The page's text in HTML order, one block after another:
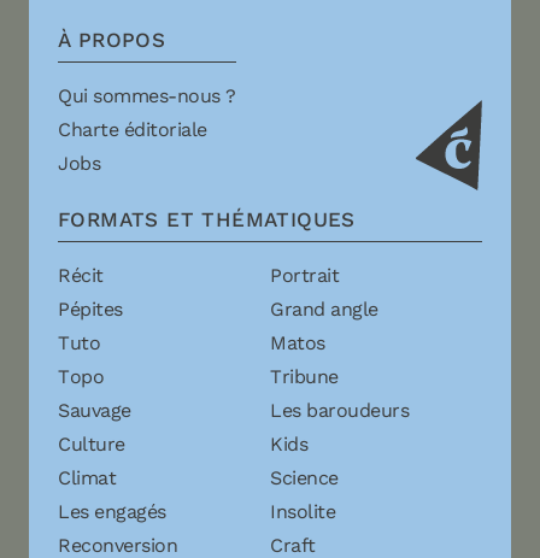
À PROPOS
Qui sommes-nous ?
Charte éditoriale
Jobs
FORMATS ET THÉMATIQUES
Récit
Portrait
Pépites
Grand angle
Tuto
Matos
Topo
Tribune
Sauvage
Les baroudeurs
Culture
Kids
Climat
Science
Les engagés
Insolite
Reconversion
Craft